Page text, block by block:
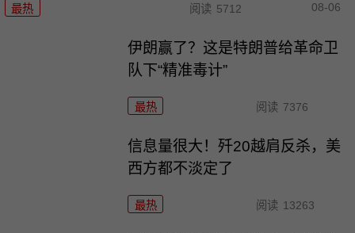
最热 阅读 5712 08-06
伊朗赢了？这是特朗普给革命卫
队下“精准毒计”
最热 阅读 7376
信息量很大！歼20越肩反杀，美
西方都不淡定了
最热 阅读 13263